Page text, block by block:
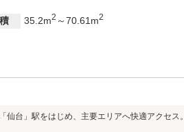
35.2m2 ～70.61m2
台」駅をはじめ、主要エリアへ快適アクセス。